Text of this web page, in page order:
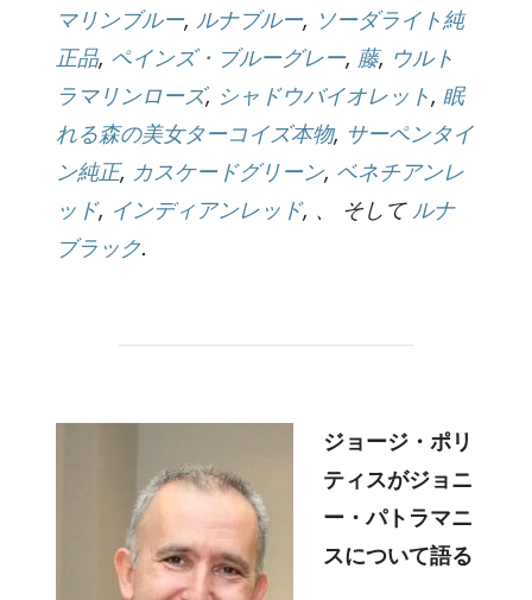
マリンブルー, ルナブルー, ソーダライト純
正品, ペインズ・ブルーグレー, 藤, ウルト
ラマリンローズ, シャドウバイオレット, 眠
れる森の美女ターコイズ本物, サーペンタイ
ン純正, カスケードグリーン, ベネチアンレ
ッド, インディアンレッド, 、 そして ルナ
ブラック.
ジョージ・ポリ
ティスがジョニ
ー・パトラマニ
スについて語る